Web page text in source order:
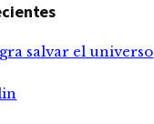
salvar el universo